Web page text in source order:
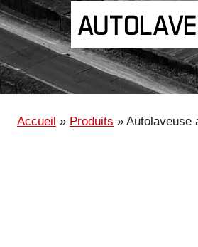
Accueil » Produits » Autolaveuse